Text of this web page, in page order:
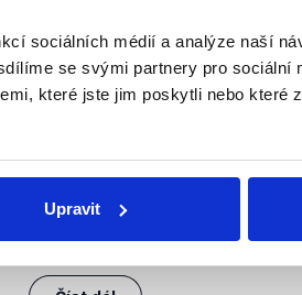
sociálních médií a analýze naší
se svými partnery pro sociální
které jste jim poskytli nebo které
Upravit
Kopřiva a Nacher o
(pro všechny)
Debata o dvou poslaneckých
stejnopohlavních manželství,
ochranu manželství jako
vyvolala velké diskuze nejen